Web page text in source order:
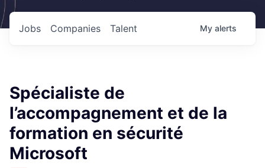
Jobs Companies Talent My alerts
Spécialiste de
l’accompagnement et de la
formation en sécurité
Microsoft